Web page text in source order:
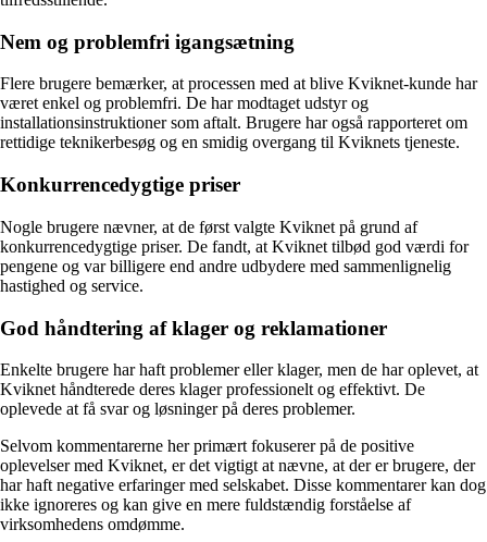
Nem og problemfri igangsætning
Flere brugere bemærker, at processen med at blive Kviknet-kunde har
været enkel og problemfri. De har modtaget udstyr og
installationsinstruktioner som aftalt. Brugere har også rapporteret om
rettidige teknikerbesøg og en smidig overgang til Kviknets tjeneste.
Konkurrencedygtige priser
Nogle brugere nævner, at de først valgte Kviknet på grund af
konkurrencedygtige priser. De fandt, at Kviknet tilbød god værdi for
pengene og var billigere end andre udbydere med sammenlignelig
hastighed og service.
God håndtering af klager og reklamationer
Enkelte brugere har haft problemer eller klager, men de har oplevet, at
Kviknet håndterede deres klager professionelt og effektivt. De
oplevede at få svar og løsninger på deres problemer.
Selvom kommentarerne her primært fokuserer på de positive
oplevelser med Kviknet, er det vigtigt at nævne, at der er brugere, der
har haft negative erfaringer med selskabet. Disse kommentarer kan dog
ikke ignoreres og kan give en mere fuldstændig forståelse af
virksomhedens omdømme.